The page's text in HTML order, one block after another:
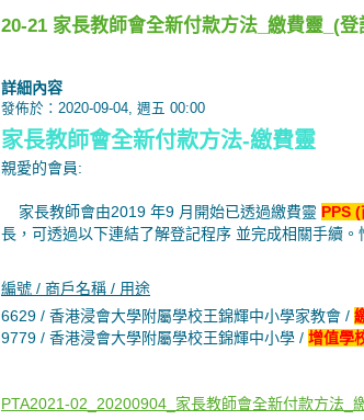
20-21 家長教師會全新付款方法_繳費靈_(登
詳細內容
發佈於：2020-09-04, 週五 00:00
家長教師會全新付款方法-繳費靈
親愛的會員:
家長教師會由2019 年9 月開始已透過繳費靈 PPS
長，可透過以下連結了解登記程序 並完成相關手續
編號 / 商戶名稱 / 用途
6629 / 香港浸會大學附屬學校王錦輝中小學家教會 /
9779 / 香港浸會大學附屬學校王錦輝中小學 / 增值學
PTA2021-02_20200904_家長教師會全新付款方法_